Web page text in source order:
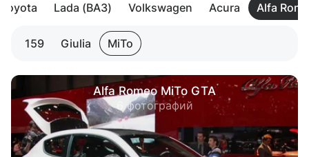
Toyota Lada (ВАЗ) Volkswagen Acura Alfa
159 Giulia MiTo
Alfa Romeo MiTo GTA
6 фотографий